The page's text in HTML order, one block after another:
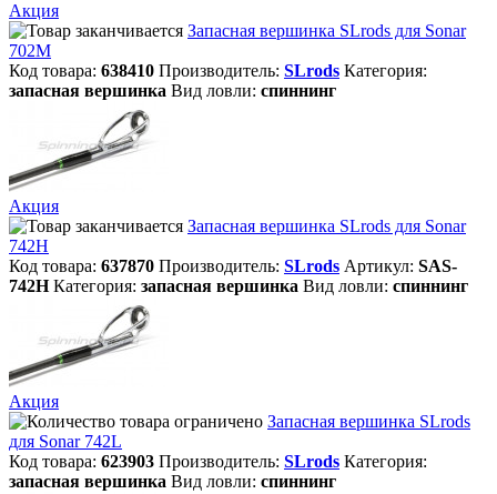
Акция
Запасная вершинка SLrods для Sonar
702M
Код товара: 638410 Производитель: SLrods Категория:
запасная вершинка Вид ловли: спиннинг
Акция
Запасная вершинка SLrods для Sonar
742H
Код товара: 637870 Производитель: SLrods Артикул: SAS-
742H Категория: запасная вершинка Вид ловли: спиннинг
Акция
Запасная вершинка SLrods
для Sonar 742L
Код товара: 623903 Производитель: SLrods Категория:
запасная вершинка Вид ловли: спиннинг